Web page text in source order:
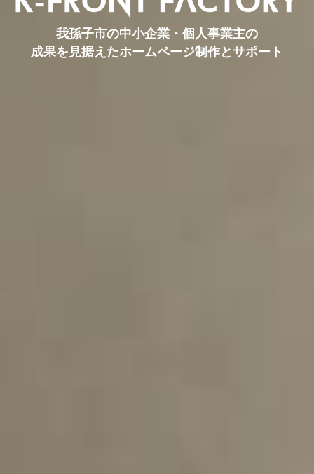
我孫子市の中小企業・個人事業主の
成果を見据えたホームページ制作とサポート